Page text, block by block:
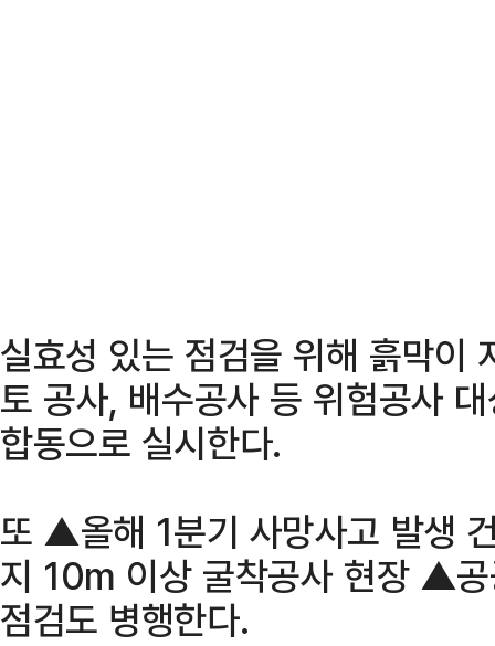
실효성 있는 점검을 위해 흙막이
토 공사, 배수공사 등 위험공사
합동으로 실시한다.
또 ▲올해 1분기 사망사고 발생
지 10m 이상 굴착공사 현장 ▲
점검도 병행한다.